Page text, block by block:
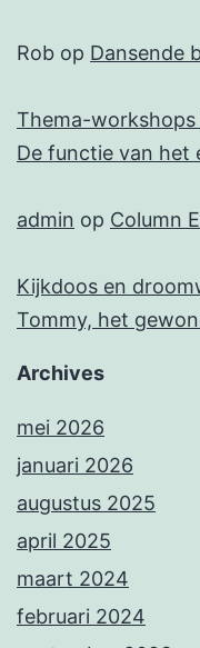
Rob op Dansende
Thema-workshops
De functie van het
admin op Column
Kijkdoos en
Tommy, het
Archives
mei 2026
januari 2026
augustus 2025
april 2025
maart 2024
februari 2024